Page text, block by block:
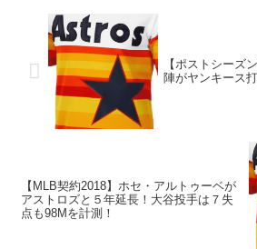
【ポストシーズ
陣がヤンキース
【MLB契約2018】ホセ・アルトゥーベが
アストロズと５年延長！大谷投手は７失
点も98Mを計測！